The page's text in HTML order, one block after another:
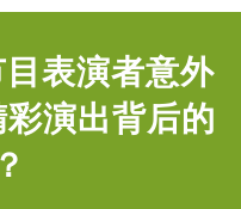
表演者意外
演出背后的